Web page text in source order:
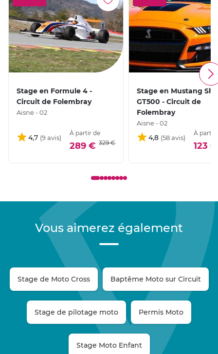
Stage en Formule 4 -
Circuit de Folembray
Aisne - 02
4,7
À partir de
289 € 329 €
Stage en Mustang
GT500 - Circuit de
Folembray
Aisne - 02
4,8
À partir
123 €
Vous aimerez également
Stage de Moto Cross Baptême Moto sur Circuit
Stage de pilotage moto Permis Moto
Stage Moto Enfant